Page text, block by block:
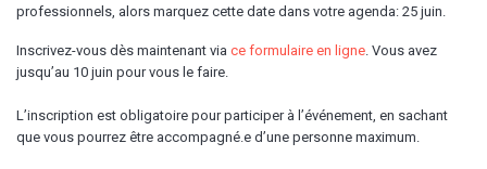
professionnels, alors marquez cette date dans votre agenda: 25 juin.
Inscrivez-vous dès maintenant via ce formulaire en ligne. Vous avez
jusqu’au 10 juin pour vous le faire.
L’inscription est obligatoire pour participer à l’événement, en sachant
que vous pourrez être accompagné.e d’une personne maximum.